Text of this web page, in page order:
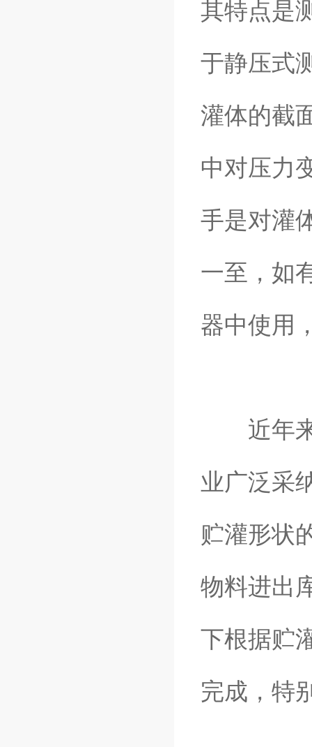
其特点是
于静压式
灌体的截
中对压力
手是对灌
一至，如
器中使用
近年来
业广泛采
贮灌形状
物料进出
下根据贮
完成，特